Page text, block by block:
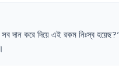
সবদানকরেদিয়েএইরকমনিঃস্বহয়েছ?'
।